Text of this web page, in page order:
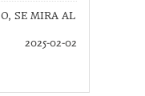
SE MIRA AL
2025-02-02